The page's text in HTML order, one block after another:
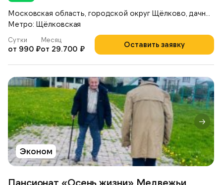
Метро: Щёлковская
Оставить заявку
Сутки
от 990 ₽
Месяц
от 29.700 ₽
Эконом
Пансионат «Осень жизни» Медвежьи